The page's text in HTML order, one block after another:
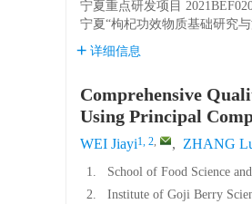
宁夏重点研发项目
宁夏“枸杞功效物质基础研究
详细信息
Comprehensive
Using Principal
WEI Jiayi1, 2, , ZHANG
1.
School of Food Science
2.
Institute of Goji Berry